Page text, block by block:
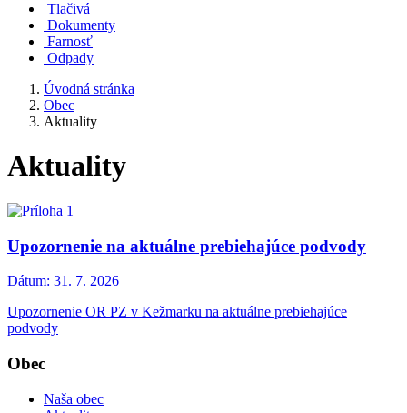
Tlačivá
Dokumenty
Farnosť
Odpady
Úvodná stránka
Obec
Aktuality
Aktuality
Upozornenie na aktuálne prebiehajúce podvody
Dátum: 31. 7. 2026
Upozornenie OR PZ v Kežmarku na aktuálne prebiehajúce
podvody
Obec
Naša obec